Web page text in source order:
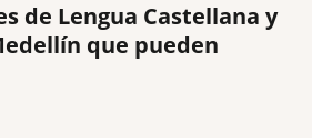
de Lengua Castellana y
que pueden